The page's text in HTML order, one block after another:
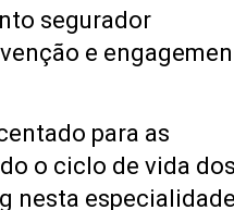
segurador
e
para as
o ciclo de vida
nesta